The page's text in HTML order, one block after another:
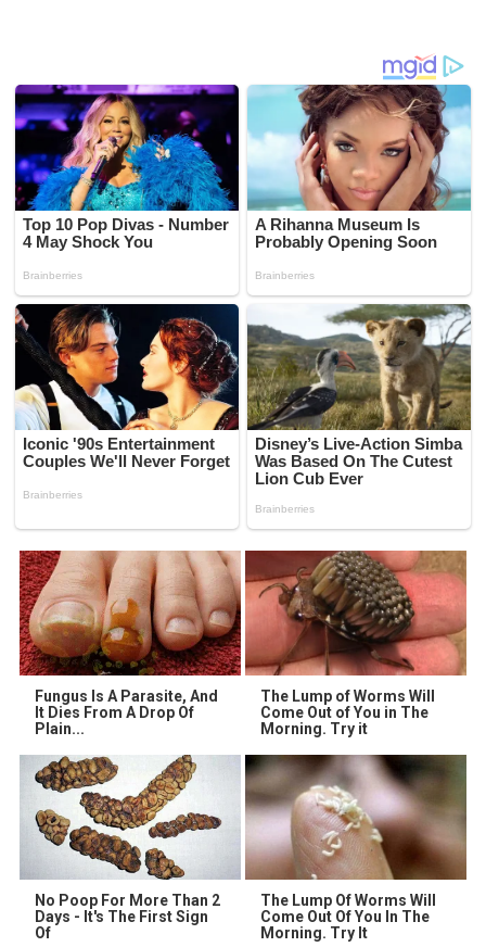
Fungus Is A Parasite, And
It Dies From A Drop Of
Plain...
The Lump of Worms Will
Come Out of You in The
Morning. Try it
No Poop For More Than 2
Days - It's The First Sign
Of
The Lump Of Worms Will
Come Out Of You In The
Morning. Try It